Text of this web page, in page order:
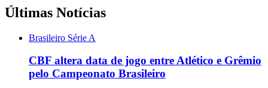
Últimas Notícias
Brasileiro Série A
CBF altera data de jogo entre Atlético e Grêmio
pelo Campeonato Brasileiro